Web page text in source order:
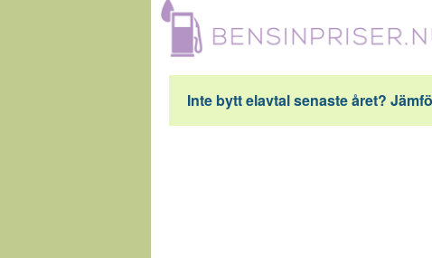
Inte bytt elavtal senaste året?